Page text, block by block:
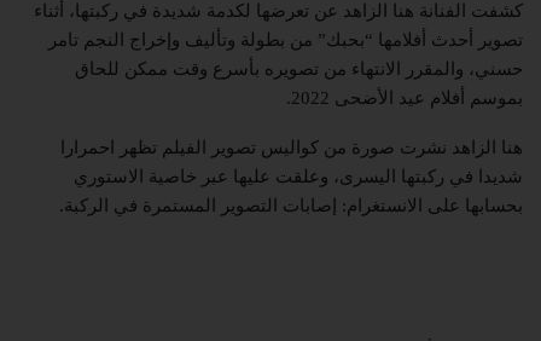
كشفت الفنانة هنا الزاهد عن تعرضها لكدمة شديدة في ركبتها، أثناء
تصوير أحدث أفلامها “بحبك” من بطولة وتأليف وإخراج النجم تامر
حسني، والمقرر الانتهاء من تصويره بأسرع وقت ممكن للحاق
بموسم أفلام عيد الأضحى 2022.
هنا الزاهد نشرت صورة من كواليس تصوير الفيلم تظهر احمرارا
شديدا في ركبتها اليسرى، وعلقت عليها عبر خاصية الاستوري
بحسابها على الانستغرام: إصابات التصوير المستمرة في الركبة.